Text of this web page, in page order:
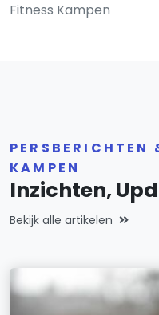
Fitness Kampen
PERSBERICHTEN
KAMPEN
Inzichten,
Bekijk alle artikelen